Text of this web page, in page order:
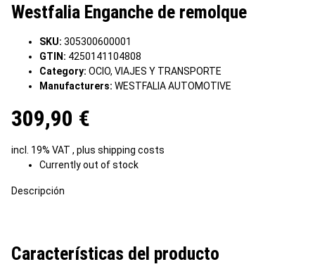
Westfalia Enganche de remolque
SKU: 305300600001
GTIN: 4250141104808
Category: OCIO, VIAJES Y TRANSPORTE
Manufacturers: WESTFALIA AUTOMOTIVE
309,90 €
incl. 19% VAT , plus shipping costs
Currently out of stock
Descripción
Características del producto